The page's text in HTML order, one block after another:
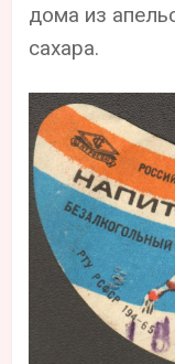
дома из
сахара.